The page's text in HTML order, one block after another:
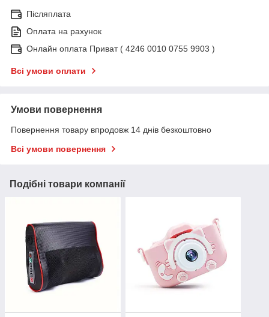
Післяплата
Оплата на рахунок
Онлайн оплата Приват ( 4246 0010 0755 9903 )
Всі умови оплати
Умови повернення
Повернення товару впродовж 14 днів безкоштовно
Всі умови повернення
Подібні товари компанії